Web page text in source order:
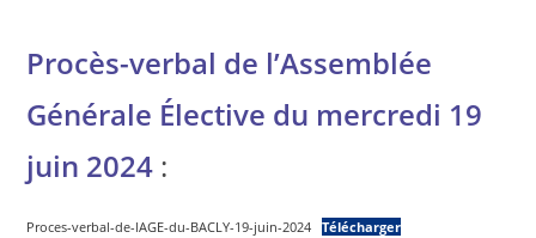
Procès-verbal de l’Assemblée
Générale Élective du mercredi 19
juin 2024 :
Proces-verbal-de-lAGE-du-BACLY-19-juin-2024 Télécharger